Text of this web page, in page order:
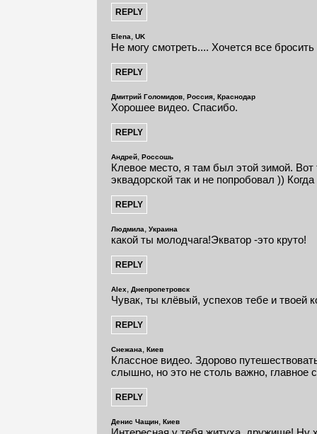
Elena, UK
Не могу смотреть.... Хочется все бросить
Дмитрий Голомидов, Россия, Краснодар
Хорошее видео. Спасибо.
Андрей, Россошь
Клевое место, я там был этой зимой. Вот
эквадорской так и не попробовал ))
Людмила, Украина
какой ты молодчага!Экватор -это круто!
Alex, Днепропетровск
Чувак, ты клёвый, успехов тебе и твоей
Снежана, Киев
Классное видео. Здорово
слышно, но это не столь важно, главное
Денис Чащин, Киев